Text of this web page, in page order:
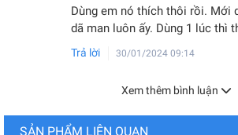
Dùng em nó thích thôi rồi. Mới
dã man luôn ấy. Dùng 1 lúc thì
Trả lời 30/01/2024 09:14
Xem thêm bình luận
SẢN PHẨM LIÊN QUAN